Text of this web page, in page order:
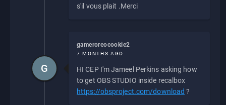
s'il vous plait .Merci
gameroreocookie2
7 MONTHS AGO
HI CEP I'm Jameel Perkins asking how
to get OBS STUDIO inside recalbox
https://obsproject.com/download ?
G